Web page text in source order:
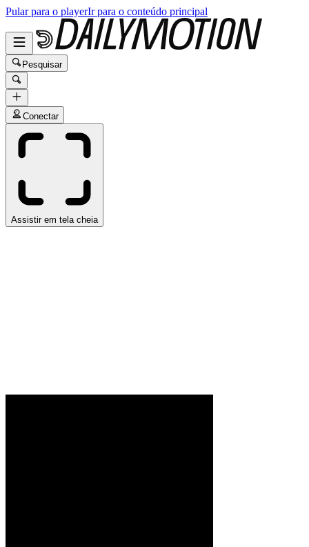
Pular para o playerIr para o conteúdo principal
Pesquisar
Conectar
Assistir em tela cheia